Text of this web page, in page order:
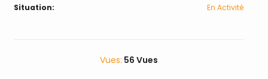
Situation:
En Activité
Vues: 56 Vues